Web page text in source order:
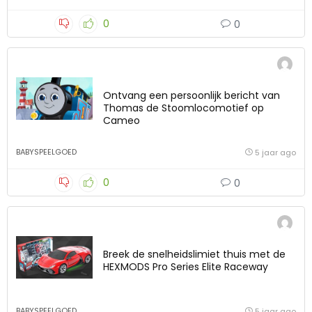
0 0
Ontvang een persoonlijk bericht van
Thomas de Stoomlocomotief op
Cameo
BABYSPEELGOED 5 jaar ago
0 0
Breek de snelheidslimiet thuis met de
HEXMODS Pro Series Elite Raceway